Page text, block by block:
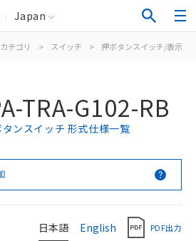
Japan
テゴリ > スイッチ > 押ボタンスイッチ/表示灯
TRA-G102-RB
ンスイッチ 形式仕様一覧
日本語 English PDF出力